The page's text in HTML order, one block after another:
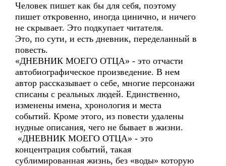
Человек пишет как бы для себя, поэтому
пишет откровенно, иногда цинично, и ничего
не скрывает. Это подкупает читателя.
Это, по сути, и есть дневник, переделанный в
повесть.
«ДНЕВНИК МОЕГО ОТЦА» - это отчасти
автобиографическое произведение. В нем
автор рассказывает о себе, многие персонажи
списаны с реальных людей. Единственно,
изменены имена, хронология и места
событий. Кроме этого, из повести удалены
нудные описания, чего не бывает в жизни.
«ДНЕВНИК МОЕГО ОТЦА» - это
концентрация событий, такая
сублимированная жизнь, без «воды» которую